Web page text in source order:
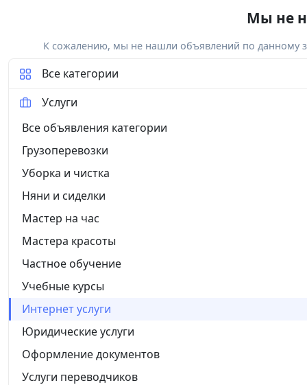
Мы не
К сожалению, мы не нашли объявлений по данному
Все категории
Услуги
Все объявления категории
Грузоперевозки
Уборка и чистка
Няни и сиделки
Мастер на час
Мастера красоты
Частное обучение
Учебные курсы
Интернет услуги
Юридические услуги
Оформление документов
Услуги переводчиков